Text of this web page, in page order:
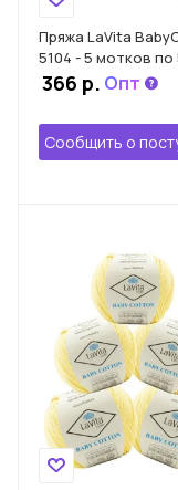
Пряжа LaVita
5104 - 5 мотков по
366 р. Опт
Сообщить о